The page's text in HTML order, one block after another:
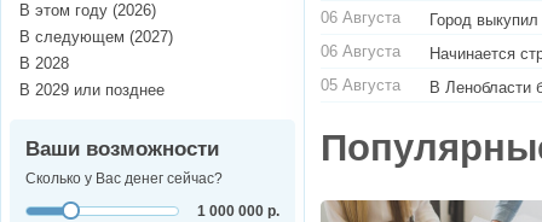
06 Августа
Город
06 Августа
Начинается
05 Августа
В Ленобласти
В этом году (2026)
В следующем (2027)
В 2028
В 2029 или позднее
Ваши возможности
Сколько у Вас денег сейчас?
1 000 000 р.